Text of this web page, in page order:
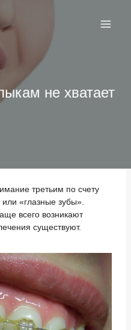
не хватает
третьим по счету
«глазные зубы».
всего возникают
существуют.